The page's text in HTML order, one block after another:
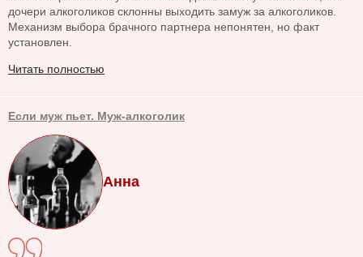
дочери алкоголиков склонны выходить замуж за алкоголиков.
Механизм выбора брачного партнера непонятен, но факт
установлен.
Читать полностью
Если муж пьет. Муж-алкоголик
Анна